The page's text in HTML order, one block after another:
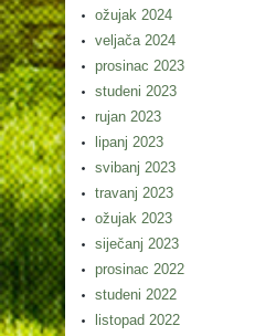
ožujak 2024
veljača 2024
prosinac 2023
studeni 2023
rujan 2023
lipanj 2023
svibanj 2023
travanj 2023
ožujak 2023
siječanj 2023
prosinac 2022
studeni 2022
listopad 2022